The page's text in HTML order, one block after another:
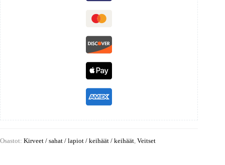
Osastot: Kirveet / sahat / lapiot / keihäät / keihäät Veitset